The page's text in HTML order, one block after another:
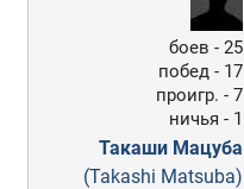
боев - 25
побед - 17
проигр. - 7
ничья - 1
Такаши Мацуба
(Takashi Matsuba)